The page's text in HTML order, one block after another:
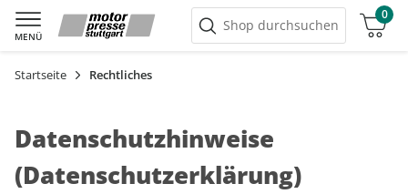
MENÜ
Shop durchsuchen
0
Warenkorb
Startseite Rechtliches
Datenschutzhinweise
(Datenschutzerklärung)